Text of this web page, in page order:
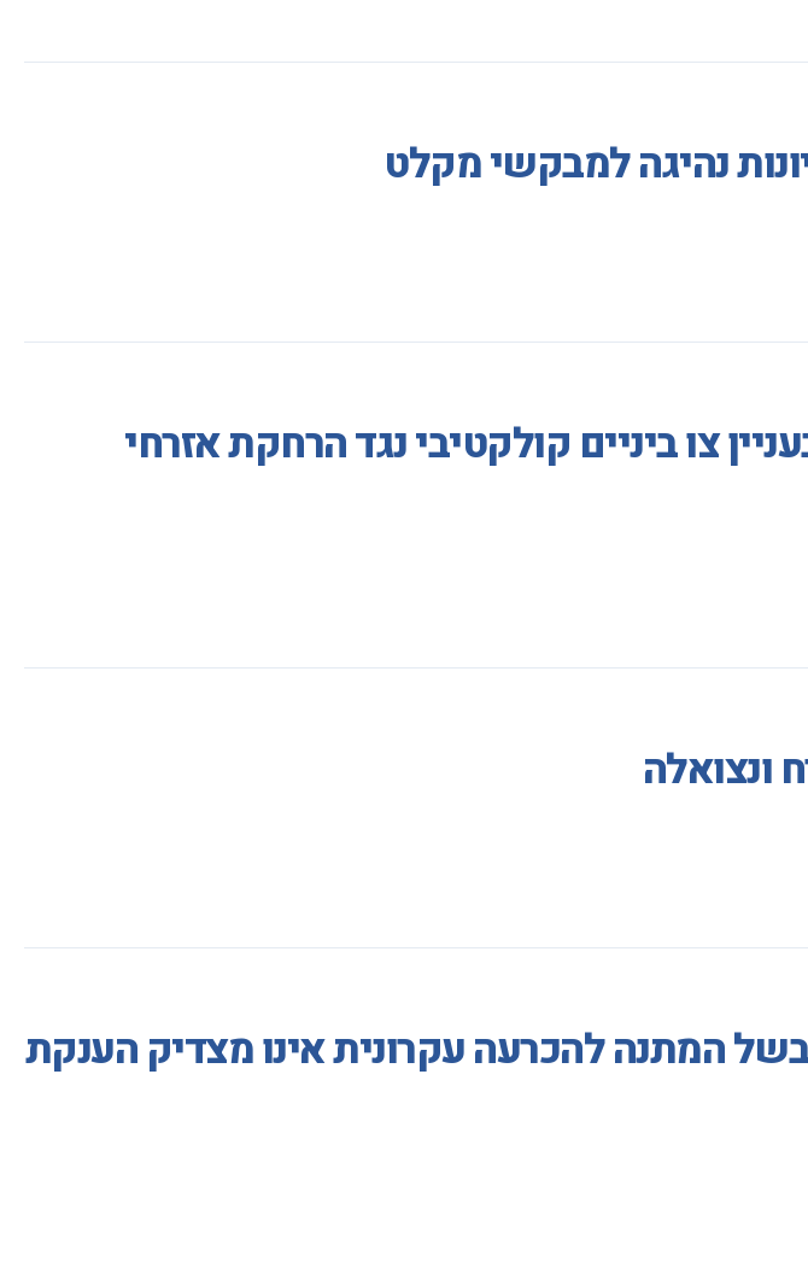
נהיגה למבקשי מקלט
צו ביניים קולקטיבי נגד הרחקת אזרחי
ונצואלה
המתנה להכרעה עקרונית אינו מצדיק הענקת